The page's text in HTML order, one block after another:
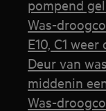
pompend
Was-
E10, C1
Deur van
middenin
Was-